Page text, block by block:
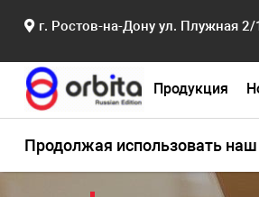
г. Ростов-на-Дону ул. Плужная
Продукция
Продолжая использовать наш
Главная Поддержка и